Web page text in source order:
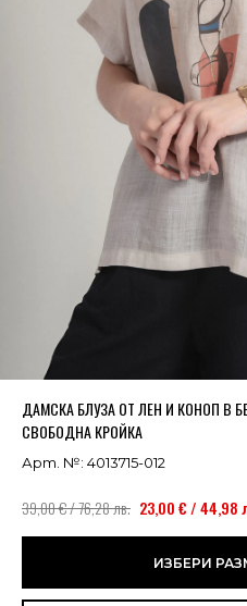
ДАМСКА БЛУЗА ОТ ЛЕН И КОНОП В
СВОБОДНА КРОЙКА
Арт. №: 4013715-012
39,00 € / 76,28 лв. 23,00 € / 44,98
ИЗБЕРИ